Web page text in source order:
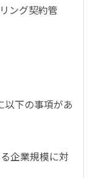
ング契約管
以下の事項があ
企業規模に対